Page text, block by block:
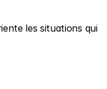
les situations qui